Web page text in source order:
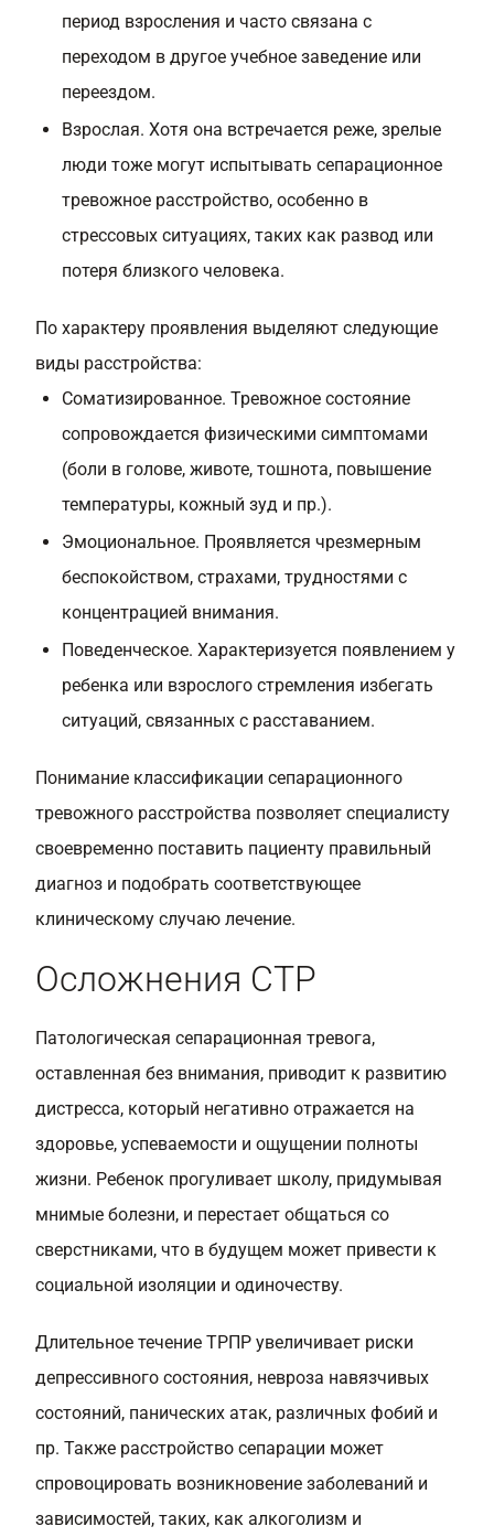
период взросления и часто связана с
переходом в другое учебное заведение или
переездом.
Взрослая. Хотя она встречается реже, зрелые
люди тоже могут испытывать сепарационное
тревожное расстройство, особенно в
стрессовых ситуациях, таких как развод или
потеря близкого человека.
По характеру проявления выделяют следующие
виды расстройства:
Соматизированное. Тревожное состояние
сопровождается физическими симптомами
(боли в голове, животе, тошнота, повышение
температуры, кожный зуд и пр.).
Эмоциональное. Проявляется чрезмерным
беспокойством, страхами, трудностями с
концентрацией внимания.
Поведенческое. Характеризуется появлением у
ребенка или взрослого стремления избегать
ситуаций, связанных с расставанием.
Понимание классификации сепарационного
тревожного расстройства позволяет специалисту
своевременно поставить пациенту правильный
диагноз и подобрать соответствующее
клиническому случаю лечение.
Осложнения СТР
Патологическая сепарационная тревога,
оставленная без внимания, приводит к развитию
дистресса, который негативно отражается на
здоровье, успеваемости и ощущении полноты
жизни. Ребенок прогуливает школу, придумывая
мнимые болезни, и перестает общаться со
сверстниками, что в будущем может привести к
социальной изоляции и одиночеству.
Длительное течение ТРПР увеличивает риски
депрессивного состояния, невроза навязчивых
состояний, панических атак, различных фобий и
пр. Также расстройство сепарации может
спровоцировать возникновение заболеваний и
зависимостей, таких, как алкоголизм и